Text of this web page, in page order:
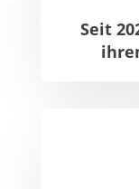
Seit